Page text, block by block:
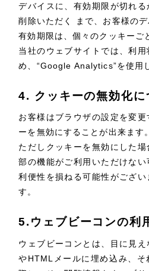
全国1,400社以上の支援実績の中から
一部をご紹介します
ブックマークしたサイト
ブランドサイト・サ
求人・採用サイト （
ECサイト（オンラ
デバイスに、有効期限が切れ
削除いただく まで、お客様のデ
有効期限は、個々のクッキーご
当社のウェブサイトでは、利
め、“Google Analytics”を使用
4. クッキーの無効化に
お客様はブラウザの設定を変
ーを無効にすることが出来ます。
ただしクッキーを無効にした
部の機能がご利用いただけな
利便性を損ねる可能性がござ
す。
5.ウェブビーコンの利
ウェブビーコンとは、目に見
やHTML
メールに埋め込み、